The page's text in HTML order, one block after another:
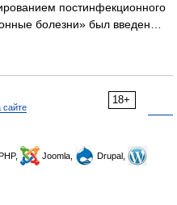
постинфекционного
болезни» был введен…
18+
сайте
Joomla,
Drupal,